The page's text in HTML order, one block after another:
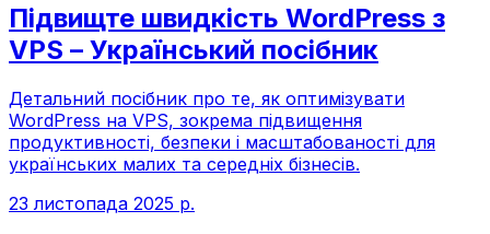
Підвищте швидкість WordPress з
VPS – Український посібник
Детальний посібник про те, як оптимізувати
WordPress на VPS, зокрема підвищення
продуктивності, безпеки і масштабованості для
українських малих та середніх бізнесів.
23 листопада 2025 р.